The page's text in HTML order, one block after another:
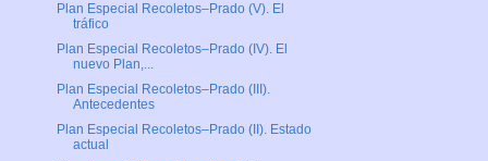
Plan Especial Recoletos–Prado (V). El
tráfico
Plan Especial Recoletos–Prado (IV). El
nuevo Plan,...
Plan Especial Recoletos–Prado (III).
Antecedentes
Plan Especial Recoletos–Prado (II). Estado
actual